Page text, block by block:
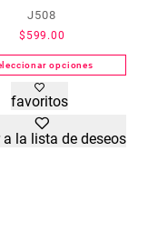
J508
$ 599.00
opciones
Este
producto
tiene
múltiples
favoritos
la lista de deseos